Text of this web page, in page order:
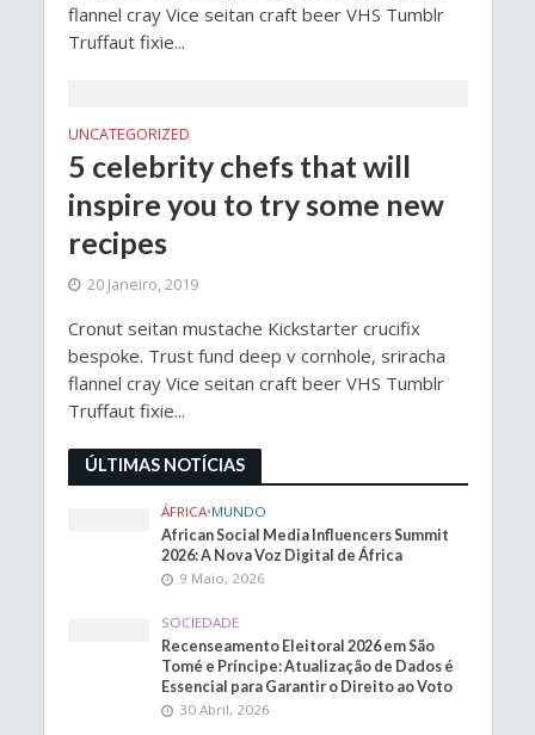
flannel cray Vice seitan craft beer VHS Tumblr
Truffaut fixie...
UNCATEGORIZED
5 celebrity chefs that will
inspire you to try some new
recipes
20 Janeiro, 2019
Cronut seitan mustache Kickstarter crucifix
bespoke. Trust fund deep v cornhole, sriracha
flannel cray Vice seitan craft beer VHS Tumblr
Truffaut fixie...
ÚLTIMAS NOTÍCIAS
ÁFRICA•MUNDO
African Social Media Influencers Summit
2026: A Nova Voz Digital de África
9 Maio, 2026
SOCIEDADE
Recenseamento Eleitoral 2026 em São
Tomé e Príncipe: Atualização de Dados é
Essencial para Garantir o Direito ao Voto
30 Abril, 2026